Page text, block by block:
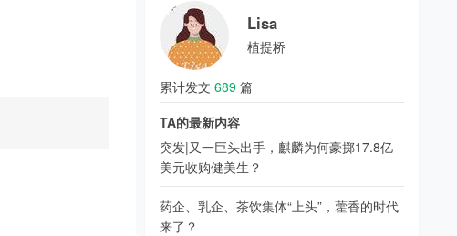
Lisa
植提桥
累计发文 689 篇
TA的最新内容
突发|又一巨头出手，麒麟为何豪掷17.8亿
美元收购健美生？
药企、乳企、茶饮集体“上头”，藿香的时代
来了？